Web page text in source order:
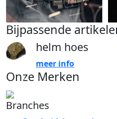
Bijpassende
helm hoes
meer info
Onze Merken
Branches